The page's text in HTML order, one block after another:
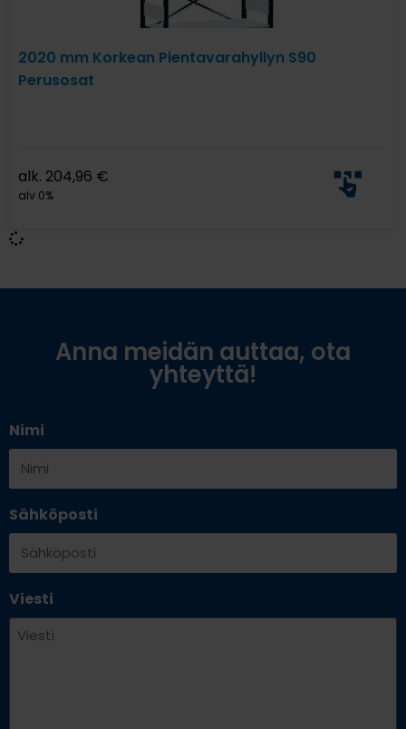
2020 mm Korkean Pientavarahyllyn S90
Perusosat
alk. 204,96 €
alv 0%
Anna meidän auttaa, ota
yhteyttä!
Nimi
Sähköposti
Viesti